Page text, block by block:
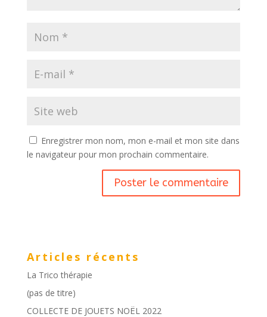
Enregistrer mon nom, mon e-mail et mon site dans
le navigateur pour mon prochain commentaire.
Articles récents
La Trico thérapie
(pas de titre)
COLLECTE DE JOUETS NOËL 2022